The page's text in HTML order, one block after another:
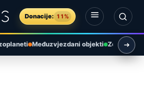
Donacije: 11%
Međuzvjezdani objekti Zemlja i